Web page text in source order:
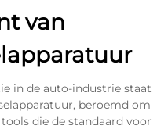
van
in de auto-industrie staat
beroemd om
die de standaard voor